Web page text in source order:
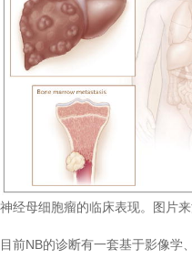
神经母细胞瘤的临床表现。图片来
目前NB的诊断有一套基于影像学